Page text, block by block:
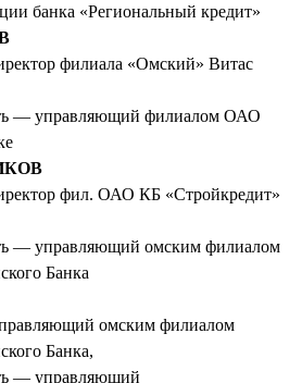
банка «Региональный кредит»
филиала «Омский» Витас
— управляющий филиалом ОАО
фил. ОАО КБ «Стройкредит»
— управляющий омским филиалом
Банка
омским филиалом
Банка,
— управляющий